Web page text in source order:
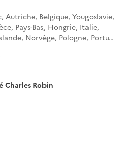
Autriche, Belgique, Yougoslavie,
Pays-Bas, Hongrie, Italie,
Norvège, Pologne, Portu…
Charles Robin